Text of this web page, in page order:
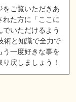
をご覧いただきあ
れた方に「ここに
いただけるよう
術と知識で全力で
う一度好きな事を
戻しましょう！